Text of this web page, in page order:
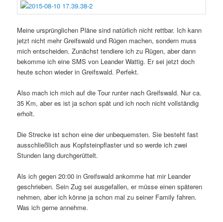
Meine ursprünglichen Pläne sind natürlich nicht rettbar. Ich kann
jetzt nicht mehr Greifswald und Rügen machen, sondern muss
mich entscheiden. Zunächst tendiere ich zu Rügen, aber dann
bekomme ich eine SMS von Leander Wattig. Er sei jetzt doch
heute schon wieder in Greifswald. Perfekt.
Also mach ich mich auf die Tour runter nach Greifswald. Nur ca.
35 Km, aber es ist ja schon spät und ich noch nicht vollständig
erholt.
Die Strecke ist schon eine der unbequemsten. Sie besteht fast
ausschließlich aus Kopfsteinpflaster und so werde ich zwei
Stunden lang durchgerüttelt.
Als ich gegen 20:00 in Greifswald ankomme hat mir Leander
geschrieben. Sein Zug sei ausgefallen, er müsse einen späteren
nehmen, aber ich könne ja schon mal zu seiner Family fahren.
Was ich gerne annehme.